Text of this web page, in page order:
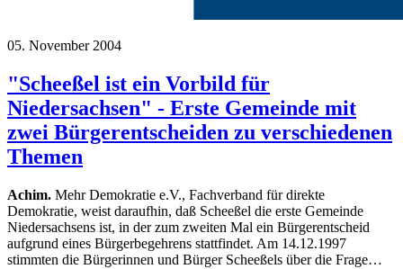
05. November 2004
"Scheeßel ist ein Vorbild für
Niedersachsen" - Erste Gemeinde mit
zwei Bürgerentscheiden zu verschiedenen
Themen
Achim. Mehr Demokratie e.V., Fachverband für direkte
Demokratie, weist daraufhin, daß Scheeßel die erste Gemeinde
Niedersachsens ist, in der zum zweiten Mal ein Bürgerentscheid
aufgrund eines Bürgerbegehrens stattfindet. Am 14.12.1997
stimmten die Bürgerinnen und Bürger Scheeßels über die Frage…